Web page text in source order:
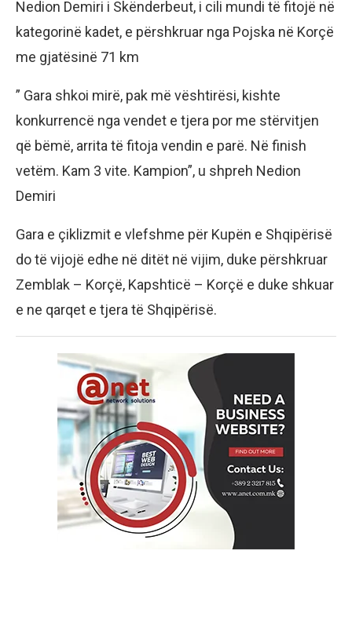
Nedion Demiri i Skënderbeut, i cili mundi të fitojë në
kategorinë kadet, e përshkruar nga Pojska në Korçë
me gjatësinë 71 km
” Gara shkoi mirë, pak më vështirësi, kishte
konkurrencë nga vendet e tjera por me stërvitjen
që bëmë, arrita të fitoja vendin e parë. Në finish
vetëm. Kam 3 vite. Kampion”, u shpreh Nedion
Demiri
Gara e çiklizmit e vlefshme për Kupën e Shqipërisë
do të vijojë edhe në ditët në vijim, duke përshkruar
Zemblak – Korçë, Kapshticë – Korçë e duke shkuar
e ne qarqet e tjera të Shqipërisë.